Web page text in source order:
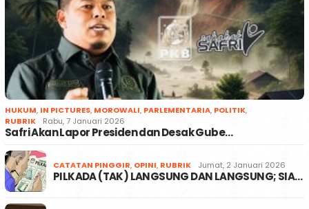
HUKUM, IN PICTURES, MOROWALI, PARLEMENTARIA, POLITIK,
RUBRIK
Rabu, 7 Januari 2026
Safri Akan Lapor Presiden dan Desak Gube…
CATATAN PINGGIR, OPINI, RUBRIK Jumat, 2 Januari 2026
PILKADA (TAK) LANGSUNG DAN LANGSUNG; SIA…